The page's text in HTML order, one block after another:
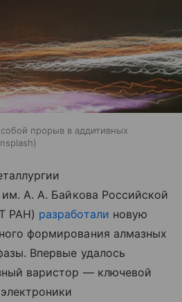
прорыв в аддитивных
А. А. Байкова Российской
РАН) разработали новую
формирования алмазных
Впервые удалось
варистор — ключевой